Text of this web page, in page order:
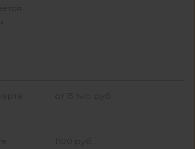
от 15 тыс. руб.
1100 руб.